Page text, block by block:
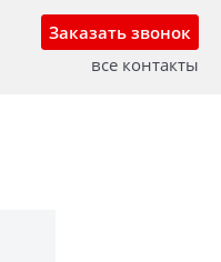
Заказать звонок
все контакты